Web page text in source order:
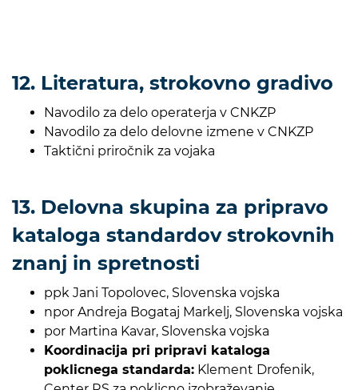
12. Literatura, strokovno gradivo
Navodilo za delo operaterja v CNKZP
Navodilo za delo delovne izmene v CNKZP
Taktični priročnik za vojaka
13. Delovna skupina za pripravo
kataloga standardov strokovnih
znanj in spretnosti
ppk Jani Topolovec, Slovenska vojska
npor Andreja Bogataj Markelj, Slovenska vojska
por Martina Kavar, Slovenska vojska
Koordinacija pri pripravi kataloga
poklicnega standarda: Klement Drofenik,